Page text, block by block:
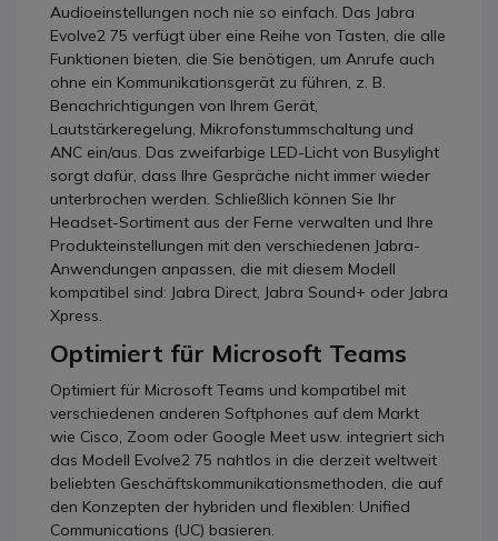
Audioeinstellungen noch nie so einfach. Das Jabra
Evolve2 75 verfügt über eine Reihe von Tasten, die alle
Funktionen bieten, die Sie benötigen, um Anrufe auch
ohne ein Kommunikationsgerät zu führen, z. B.
Benachrichtigungen von Ihrem Gerät,
Lautstärkeregelung, Mikrofonstummschaltung und
ANC ein/aus. Das zweifarbige LED-Licht von Busylight
sorgt dafür, dass Ihre Gespräche nicht immer wieder
unterbrochen werden. Schließlich können Sie Ihr
Headset-Sortiment aus der Ferne verwalten und Ihre
Produkteinstellungen mit den verschiedenen Jabra-
Anwendungen anpassen, die mit diesem Modell
kompatibel sind: Jabra Direct, Jabra Sound+ oder Jabra
Xpress.
Optimiert für Microsoft Teams
Optimiert für Microsoft Teams und kompatibel mit
verschiedenen anderen Softphones auf dem Markt
wie Cisco, Zoom oder Google Meet usw. integriert sich
das Modell Evolve2 75 nahtlos in die derzeit weltweit
beliebten Geschäftskommunikationsmethoden, die auf
den Konzepten der hybriden und flexiblen: Unified
Communications (UC) basieren.